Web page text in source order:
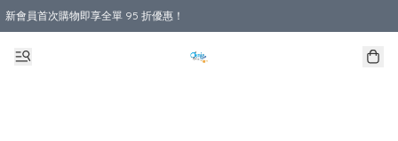
新會員首次購物即享全單 95 折優惠！
購物滿 HKD 800.00即享免運費優惠！（適用於 本地送貨、本地取貨 )